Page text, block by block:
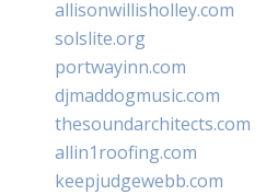
allisonwillisholley.com
solslite.org
portwayinn.com
djmaddogmusic.com
thesoundarchitects.com
allin1roofing.com
keepjudgewebb.com